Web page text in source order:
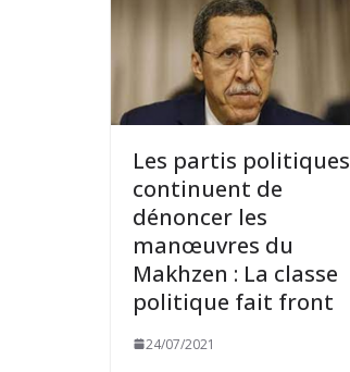
Les partis politiques
continuent de
dénoncer les
manœuvres du
Makhzen : La classe
politique fait front
24/07/2021